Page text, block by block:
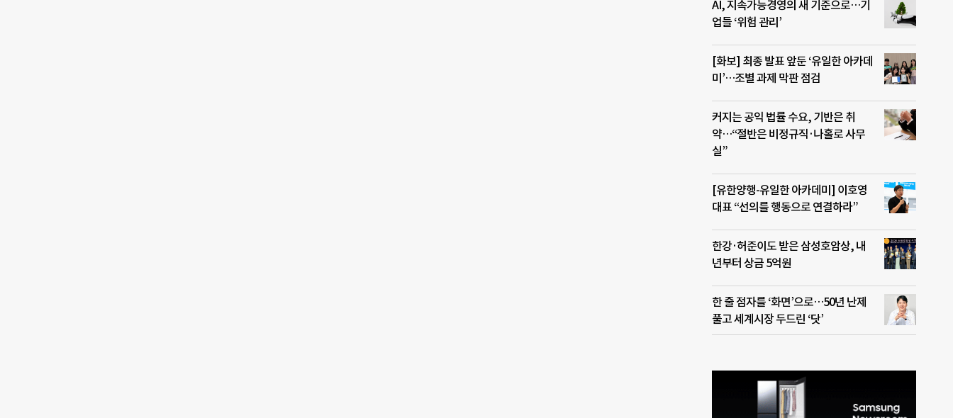
AI, 지속가능경영의 새 기준으로…기
업들 ‘위험 관리’
[화보] 최종 발표 앞둔 ‘유일한 아카데
미’…조별 과제 막판 점검
커지는 공익 법률 수요, 기반은 취
약…“절반은 비정규직·나홀로 사무
실”
[유한양행-유일한 아카데미] 이호영
대표 “선의를 행동으로 연결하라”
한강·허준이도 받은 삼성호암상, 내
년부터 상금 5억원
한 줄 점자를 ‘화면’으로…50년 난제
풀고 세계시장 두드린 ‘닷’